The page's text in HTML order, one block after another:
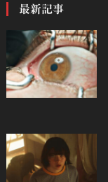
最新記事